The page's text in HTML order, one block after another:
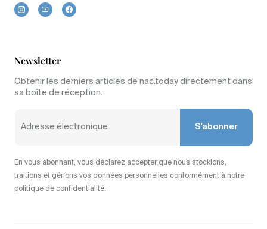
Newsletter
Obtenir les derniers articles de nac.today directement dans
sa boîte de réception.
S'abonner
En vous abonnant, vous déclarez accepter que nous stockions,
traitions et gérions vos données personnelles conformément à notre
politique de confidentialité.